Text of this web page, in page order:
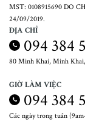
MST: 0108915690 DO
24/09/2019.
ĐỊA CHỈ
094 384
80 Minh Khai, Minh
GIỜ LÀM VIỆC
094 384
Các ngày trong tuần